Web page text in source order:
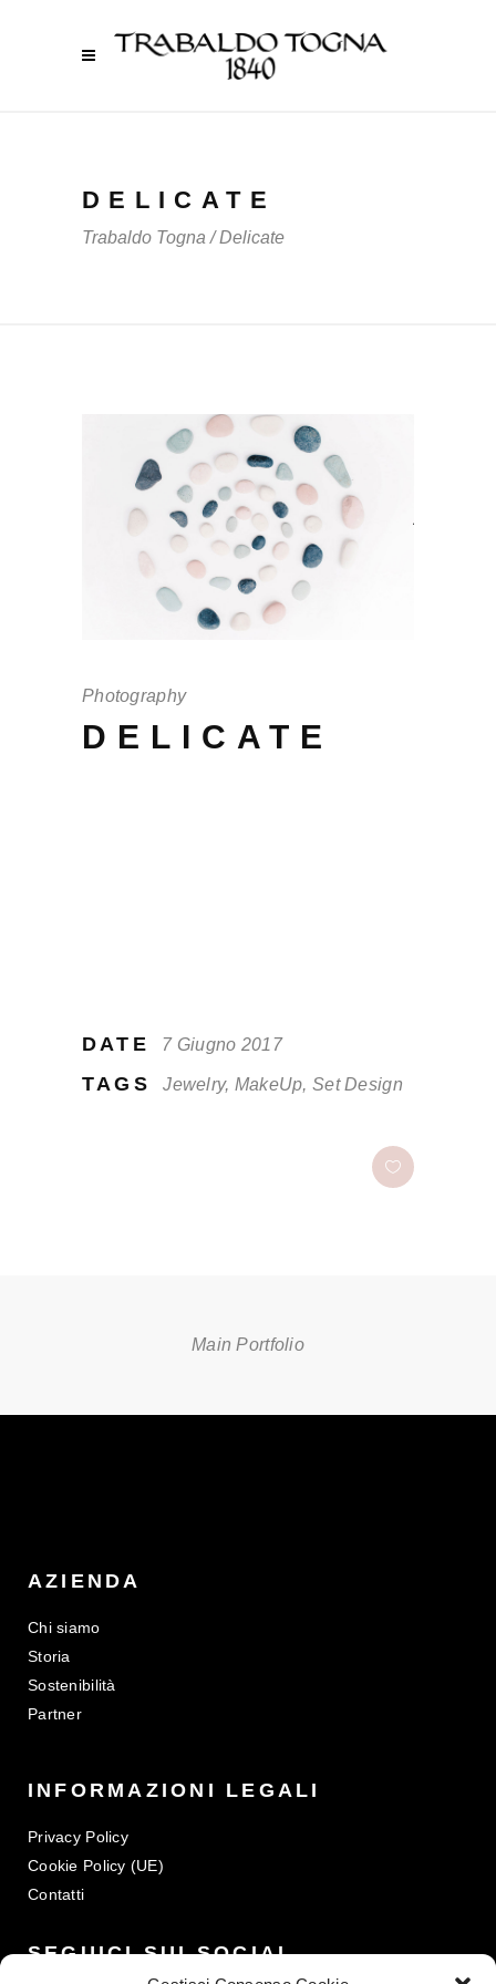
DELICATE
Trabaldo Togna /Delicate
Photography
DELICATE
DATE 7 Giugno 2017
TAGS Jewelry, MakeUp, Set Design
Main Portfolio
AZIENDA
Chi siamo
Storia
Sostenibilità
Partner
INFORMAZIONI LEGALI
Privacy Policy
Cookie Policy (UE)
Contatti
SEGUICI SUI SOCIAL